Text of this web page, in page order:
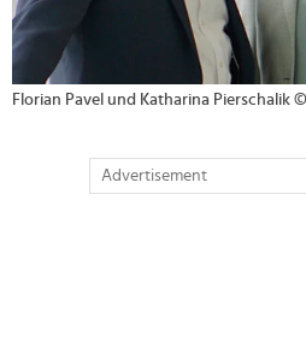
Florian Pavel und Katharina Pierschalik
Advertisement